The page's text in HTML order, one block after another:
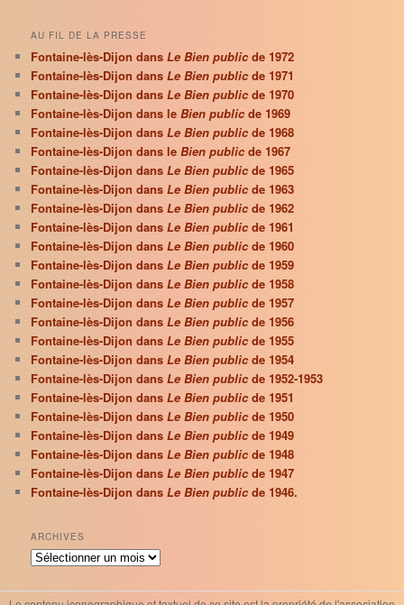
AU FIL DE LA PRESSE
Fontaine-lès-Dijon dansLe Bien public de 1972
Fontaine-lès-Dijon dansLe Bien publicde 1971
Fontaine-lès-Dijon dansLe Bien publicde 1970
Fontaine-lès-Dijon dans leBien publicde 1969
Fontaine-lès-Dijon dansLe Bien publicde 1968
Fontaine-lès-Dijon dans leBien publicde 1967
Fontaine-lès-Dijon dansLe Bien public de 1965
Fontaine-lès-Dijon dansLe Bien publicde 1963
Fontaine-lès-Dijon dansLe Bien publicde 1962
Fontaine-lès-Dijon dansLe Bien public de 1961
Fontaine-lès-Dijon dansLe Bien publicde 1960
Fontaine-lès-Dijon dansLe Bien publicde 1959
Fontaine-lès-Dijon dansLe Bien public de 1958
Fontaine-lès-Dijon dansLe Bien publicde 1957
Fontaine-lès-Dijon dansLe Bien publicde 1956
Fontaine-lès-Dijon dansLe Bien public de 1955
Fontaine-lès-Dijon dansLe Bien publicde 1954
Fontaine-lès-Dijon dansLe Bien publicde 1952-1953
Fontaine-lès-Dijon dansLe Bien public de 1951
Fontaine-lès-Dijon dansLe Bien publicde 1950
Fontaine-lès-Dijon dansLe Bien publicde 1949
Fontaine-lès-Dijon dansLe Bien public de 1948
Fontaine-lès-Dijon dansLe Bien publicde 1947
Fontaine-lès-Dijon dansLe Bien publicde 1946.
ARCHIVES
Archives